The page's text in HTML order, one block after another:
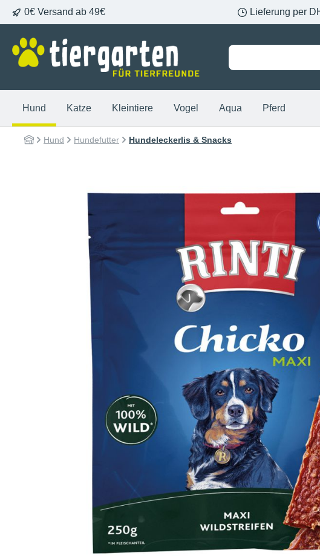
Zur Hauptnavigation springen
0€ Versand ab 49€ Lieferung per
Hund Katze Kleintiere Vogel Aqua Pferd
Hund Hundefutter Hundeleckerlis & Snacks